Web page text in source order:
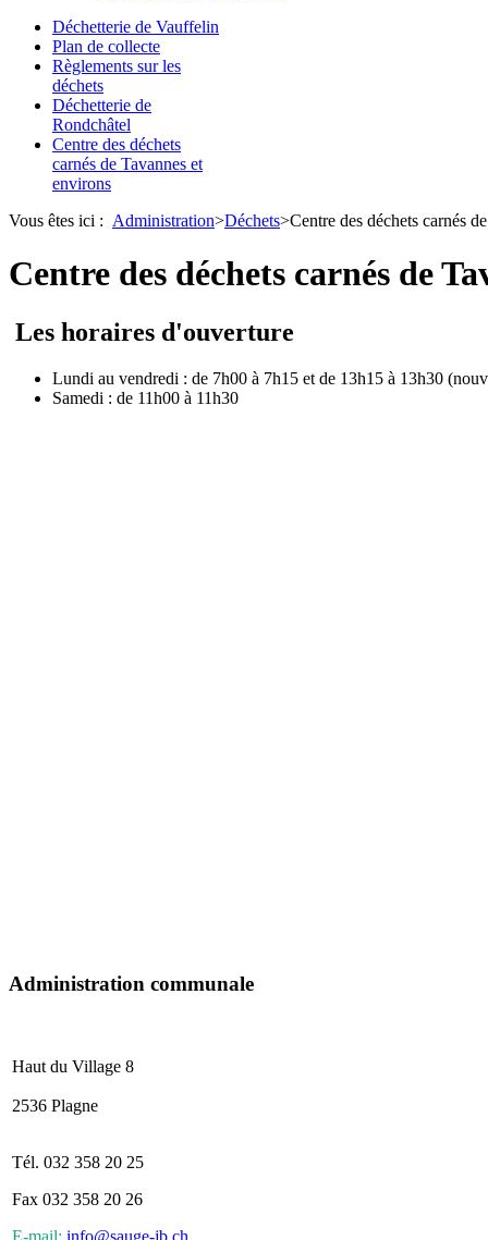
Déchetterie de Vauffelin
Plan de collecte
Règlements sur les
déchets
Déchetterie de
Rondchâtel
Centre des déchets
carnés de Tavannes et
environs
Vous êtes ici : Administration>Déchets>Centre des déchets carnés
Centre des déchets carnés de
Les horaires d'ouverture
Lundi au vendredi : de 7h00 à 7h15 et de 13h15 à 13h30
Samedi : de 11h00 à 11h30
Administration communale
Haut du Village 8
2536 Plagne
Tél. 032 358 20 25
Fax 032 358 20 26
E-mail: info@sauge-jb.ch